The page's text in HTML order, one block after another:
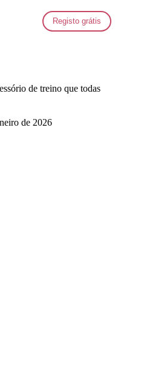
Registo grátis
de treino que todas
de 2026